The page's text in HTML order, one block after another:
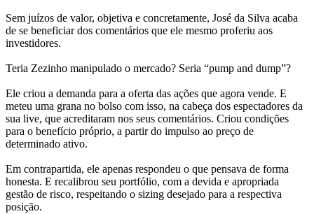
Sem juízos de valor, objetiva e concretamente, José da Silva acaba
de se beneficiar dos comentários que ele mesmo proferiu aos
investidores.
Teria Zezinho manipulado o mercado? Seria “pump and dump”?
Ele criou a demanda para a oferta das ações que agora vende. E
meteu uma grana no bolso com isso, na cabeça dos espectadores da
sua live, que acreditaram nos seus comentários. Criou condições
para o benefício próprio, a partir do impulso ao preço de
determinado ativo.
Em contrapartida, ele apenas respondeu o que pensava de forma
honesta. E recalibrou seu portfólio, com a devida e apropriada
gestão de risco, respeitando o sizing desejado para a respectiva
posição.